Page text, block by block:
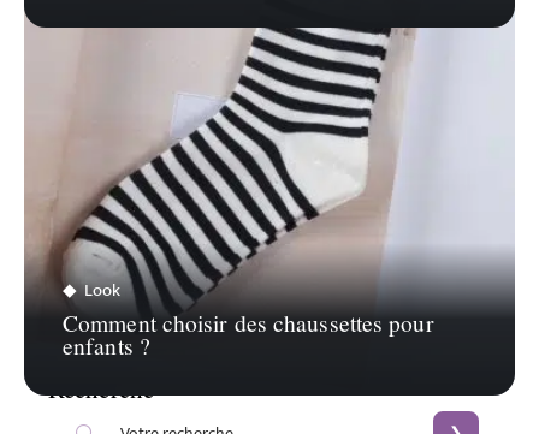
Look
Comment choisir des chaussettes pour
enfants ?
Recherche